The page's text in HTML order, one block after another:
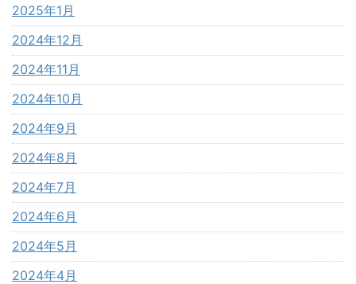
2025年1月
2024年12月
2024年11月
2024年10月
2024年9月
2024年8月
2024年7月
2024年6月
2024年5月
2024年4月